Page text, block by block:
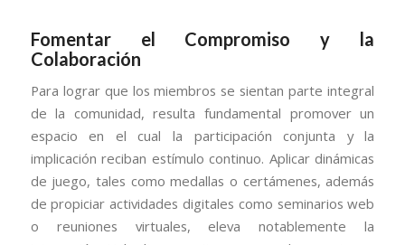
Fomentar el Compromiso y la
Colaboración
Para lograr que los miembros se sientan parte integral
de la comunidad, resulta fundamental promover un
espacio en el cual la participación conjunta y la
implicación reciban estímulo continuo. Aplicar dinámicas
de juego, tales como medallas o certámenes, además
de propiciar actividades digitales como seminarios web
o reuniones virtuales, eleva notablemente la